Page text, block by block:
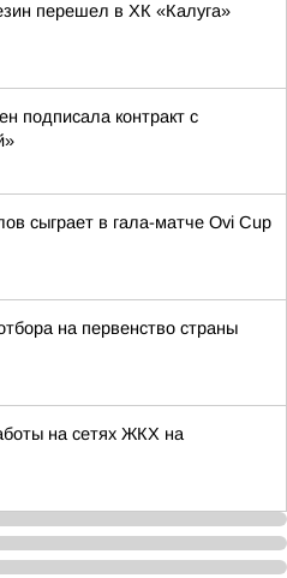
перешел в ХК «Калуга»
подписала контракт с
сыграет в гала-матче Ovi Cup
на первенство страны
на сетях ЖКХ на